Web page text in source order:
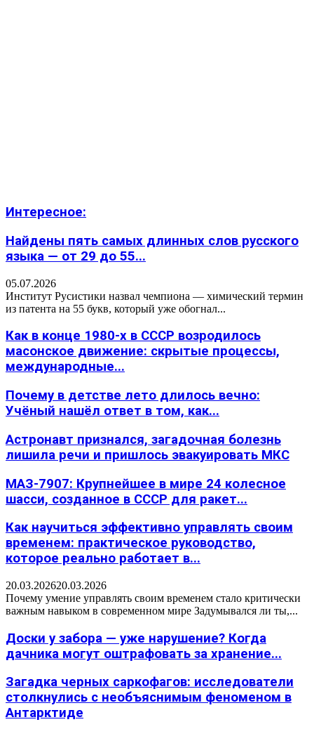
Интересное:
Найдены пять самых длинных слов русского
языка — от 29 до 55...
05.07.2026
Институт Русистики назвал чемпиона — химический термин
из патента на 55 букв, который уже обогнал...
Как в конце 1980-х в СССР возродилось
масонское движение: скрытые процессы,
международные...
Почему в детстве лето длилось вечно:
Учёный нашёл ответ в том, как...
Астронавт признался, загадочная болезнь
лишила речи и пришлось эвакуировать МКС
МАЗ-7907: Крупнейшее в мире 24 колесное
шасси, созданное в СССР для ракет...
Как научиться эффективно управлять своим
временем: практическое руководство,
которое реально работает в...
20.03.202620.03.2026
Почему умение управлять своим временем стало критически
важным навыком в современном мире Задумывался ли ты,...
Доски у забора — уже нарушение? Когда
дачника могут оштрафовать за хранение...
Загадка черных саркофагов: исследователи
столкнулись с необъяснимым феноменом в
Антарктиде